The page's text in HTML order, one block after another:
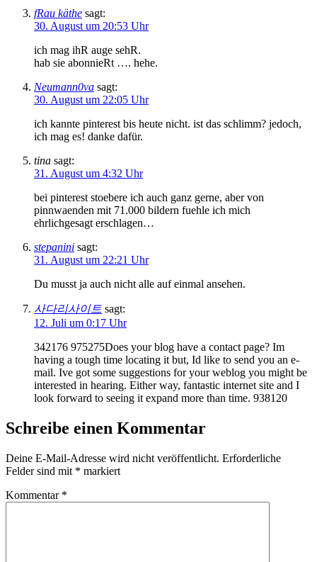
fRau käthe sagt:
30. August um 20:53 Uhr
ich mag ihR auge sehR.
hab sie abonnieRt …. hehe.
Neumann0va sagt:
30. August um 22:05 Uhr
ich kannte pinterest bis heute nicht. ist das schlimm? jedoch,
ich mag es! danke dafür.
tina sagt:
31. August um 4:32 Uhr
bei pinterest stoebere ich auch ganz gerne, aber von
pinnwaenden mit 71.000 bildern fuehle ich mich
ehrlichgesagt erschlagen…
stepanini sagt:
31. August um 22:21 Uhr
Du musst ja auch nicht alle auf einmal ansehen.
사다리사이트 sagt:
12. Juli um 0:17 Uhr
342176 975275Does your blog have a contact page? Im
having a tough time locating it but, Id like to send you an e-
mail. Ive got some suggestions for your weblog you might be
interested in hearing. Either way, fantastic internet site and I
look forward to seeing it expand more than time. 938120
Schreibe einen Kommentar
Deine E-Mail-Adresse wird nicht veröffentlicht. Erforderliche
Felder sind mit * markiert
Kommentar *